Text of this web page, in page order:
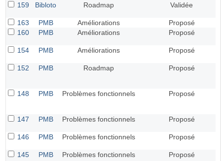
159
Bibloto Roadmap Validée
163 PMB Améliorations
Proposé
160
PMB Améliorations Proposé
154 PMB Améliorations Proposé
152 PMB Roadmap Proposé
148 PMB Problèmes fonctionnels Proposé
147 PMB Problèmes fonctionnels Proposé
146 PMB Problèmes fonctionnels Proposé
145 PMB Problèmes fonctionnels Proposé